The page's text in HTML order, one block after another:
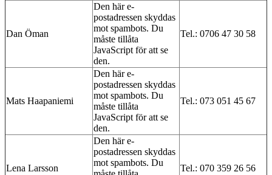
Dan Öman
Den här e-
postadressen skyddas
mot spambots. Du
måste tillåta
JavaScript för att se
den.
Tel.: 0706 47 30 58
Mats Haapaniemi
Den här e-
postadressen skyddas
mot spambots. Du
måste tillåta
JavaScript för att se
den.
Tel.: 073 051 45 67
Lena Larsson
Den här e-
postadressen skyddas
mot spambots. Du
Tel.: 070 359 26 56